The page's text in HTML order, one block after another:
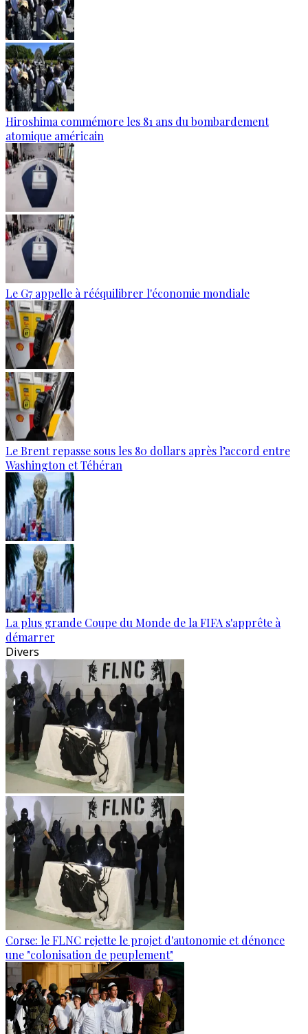
Hiroshima commémore les 81 ans du bombardement
atomique américain
Le G7 appelle à rééquilibrer l'économie mondiale
Le Brent repasse sous les 80 dollars après l’accord entre
Washington et Téhéran
La plus grande Coupe du Monde de la FIFA s'apprête à
démarrer
Divers
Corse: le FLNC rejette le projet d'autonomie et dénonce
une "colonisation de peuplement"